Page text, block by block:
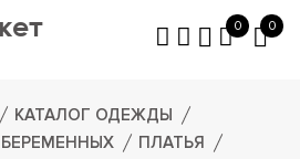
0 0
КАТАЛОГ ОДЕЖДЫ
ПЛАТЬЯ